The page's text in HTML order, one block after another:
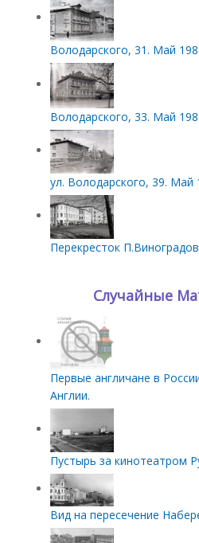
Володарского, 31. Май
Володарского, 33. Май
ул. Володарского, 39. Май
Перекресток
Случайные
Первые англичане в
Англии.
Пустырь за кинотеатром
Вид на пересечение